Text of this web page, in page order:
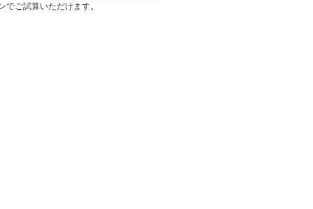
でご試算いただけます。